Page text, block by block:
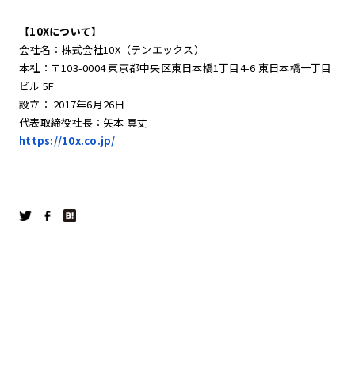
【10Xについて】
会社名：株式会社10X（テンエックス）
本社：〒103-0004 東京都中央区東日本橋1丁目4-6 東日本橋一丁目
ビル 5F
設立： 2017年6月26日
代表取締役社長：矢本 真丈
https://10x.co.jp/